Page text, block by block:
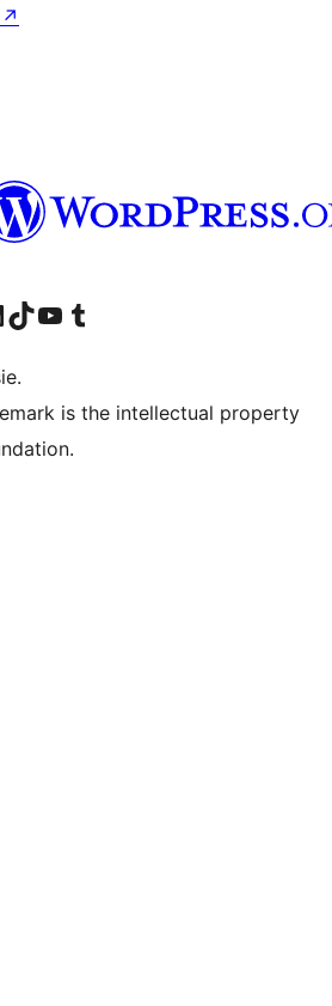
↗
Facebook
compte Instagram
notre compte LinkedIn
Visiter notre compte TokTok
Visiter notre chaîne YouTube
Visiter notre compte Tumblr
is the intellectual property